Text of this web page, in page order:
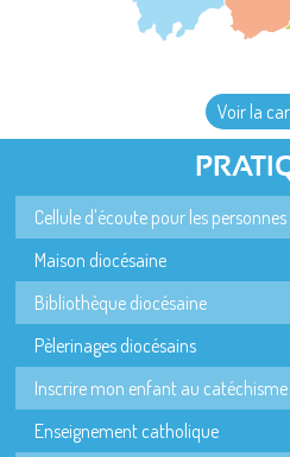
Voir la
Cellule d'écoute pour les
Maison diocésaine
Bibliothèque diocésaine
Pèlerinages diocésains
Inscrire mon enfant au catéchisme
Enseignement catholique